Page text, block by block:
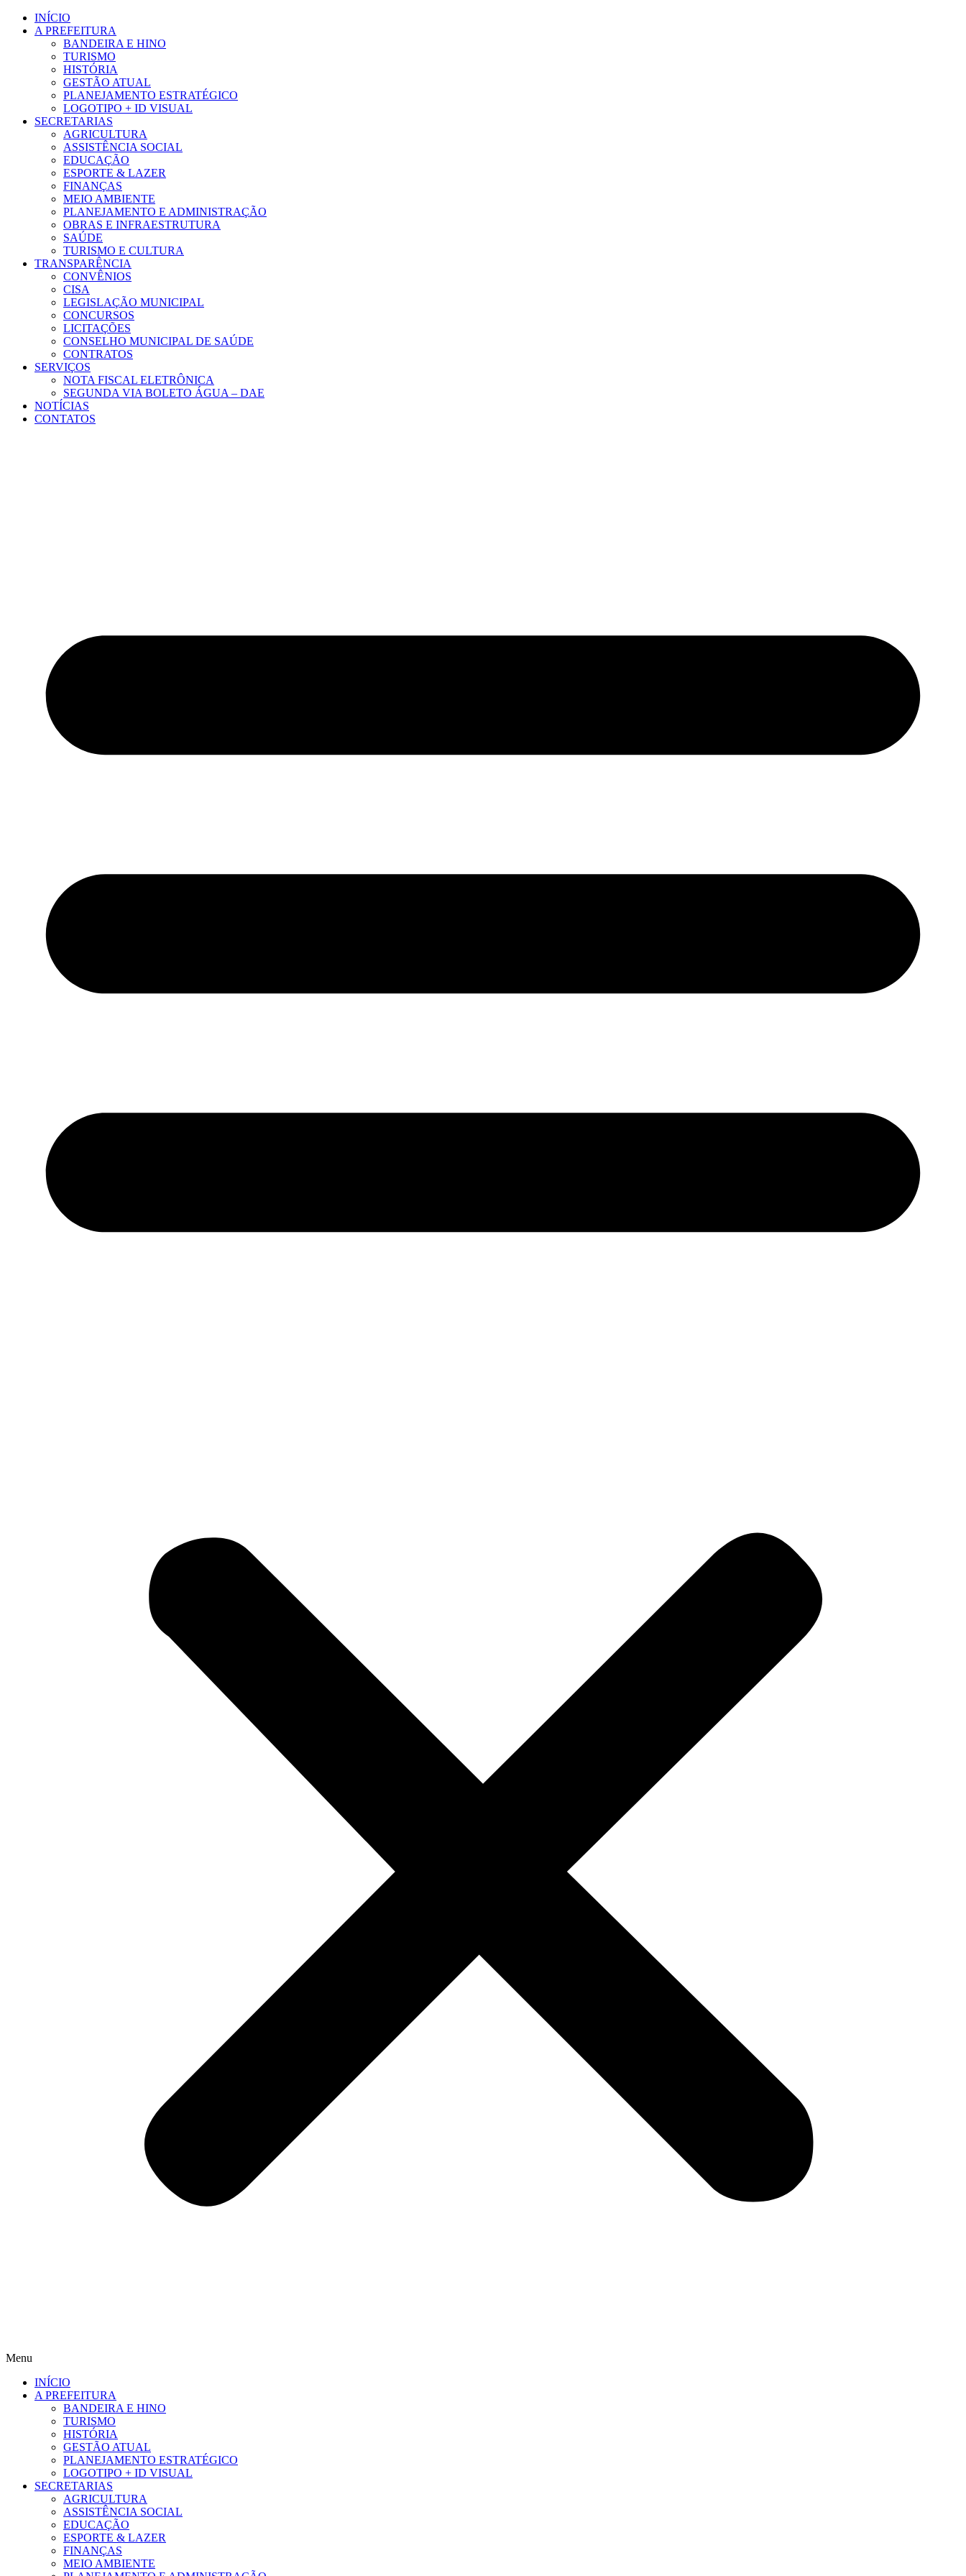
para
INÍCIO
A PREFEITURA
BANDEIRA E HINO
TURISMO
HISTÓRIA
GESTÃO ATUAL
PLANEJAMENTO ESTRATÉGICO
LOGOTIPO + ID VISUAL
SECRETARIAS
AGRICULTURA
ASSISTÊNCIA SOCIAL
EDUCAÇÃO
ESPORTE & LAZER
FINANÇAS
MEIO AMBIENTE
PLANEJAMENTO E ADMINISTRAÇÃO
OBRAS E INFRAESTRUTURA
SAÚDE
TURISMO E CULTURA
TRANSPARÊNCIA
CONVÊNIOS
CISA
LEGISLAÇÃO MUNICIPAL
CONCURSOS
LICITAÇÕES
CONSELHO MUNICIPAL DE SAÚDE
CONTRATOS
SERVIÇOS
NOTA FISCAL ELETRÔNICA
SEGUNDA VIA BOLETO ÁGUA – DAE
NOTÍCIAS
CONTATOS
Menu
INÍCIO
A PREFEITURA
BANDEIRA E HINO
TURISMO
HISTÓRIA
GESTÃO ATUAL
PLANEJAMENTO ESTRATÉGICO
LOGOTIPO + ID VISUAL
SECRETARIAS
AGRICULTURA
ASSISTÊNCIA SOCIAL
EDUCAÇÃO
ESPORTE & LAZER
FINANÇAS
MEIO AMBIENTE